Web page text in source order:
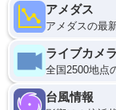
アメダス
アメダスの最
ライブカメラ
全国2500地点
台風情報